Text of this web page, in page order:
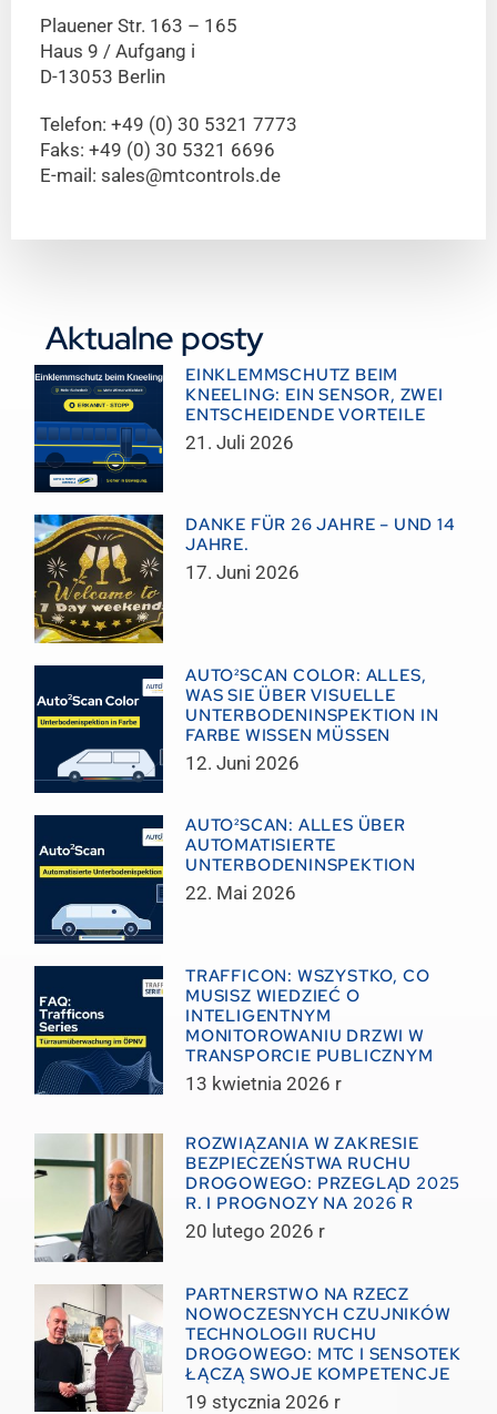
Plauener Str. 163 – 165
Haus 9 / Aufgang i
D-13053 Berlin
Telefon: +49 (0) 30 5321 7773
Faks: +49 (0) 30 5321 6696
E-mail: sales@mtcontrols.de
Aktualne posty
EINKLEMMSCHUTZ BEIM
KNEELING: EIN SENSOR, ZWEI
ENTSCHEIDENDE VORTEILE
21. Juli 2026
DANKE FÜR 26 JAHRE – UND 14
JAHRE.
17. Juni 2026
AUTO²SCAN COLOR: ALLES,
WAS SIE ÜBER VISUELLE
UNTERBODENINSPEKTION IN
FARBE WISSEN MÜSSEN
12. Juni 2026
AUTO²SCAN: ALLES ÜBER
AUTOMATISIERTE
UNTERBODENINSPEKTION
22. Mai 2026
TRAFFICON: WSZYSTKO, CO
MUSISZ WIEDZIEĆ O
INTELIGENTNYM
MONITOROWANIU DRZWI W
TRANSPORCIE PUBLICZNYM
13 kwietnia 2026 r
ROZWIĄZANIA W ZAKRESIE
BEZPIECZEŃSTWA RUCHU
DROGOWEGO: PRZEGLĄD 2025
R. I PROGNOZY NA 2026 R
20 lutego 2026 r
PARTNERSTWO NA RZECZ
NOWOCZESNYCH CZUJNIKÓW
TECHNOLOGII RUCHU
DROGOWEGO: MTC I SENSOTEK
ŁĄCZĄ SWOJE KOMPETENCJE
19 stycznia 2026 r